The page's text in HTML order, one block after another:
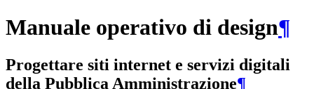
Manuale operativo di design¶
Progettare siti internet e servizi digitali
della Pubblica Amministrazione¶